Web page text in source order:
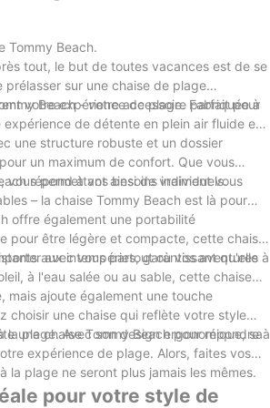
Tommy Beach.
tout, le but de toutes vacances est de se
sur une chaise de plage
Beach - votre accessoire parfait pour
votre expérience de plage. Fabriquée à
de détente en plein air fluide et
une structure robuste et un dossier
un maximum de confort. Que vous
répond à vos besoins individuels.
permettant ainsi de vraiment vous
– la chaise Tommy Beach est là pour
offre également une portabilité
pour être légère et compacte, cette chaise
avec vous partout où vos aventures à
aux intempéries, garantissant qu'elle
à l'eau salée ou au sable, cette chaise
mais ajoute également une touche
choisir une chaise qui reflète votre style
une chaise Tommy Beach pour répondre à
plage. Avec son design ergonomique, sa
expérience de plage. Alors, faites vos
plage ne seront plus jamais les mêmes.
pour votre style de